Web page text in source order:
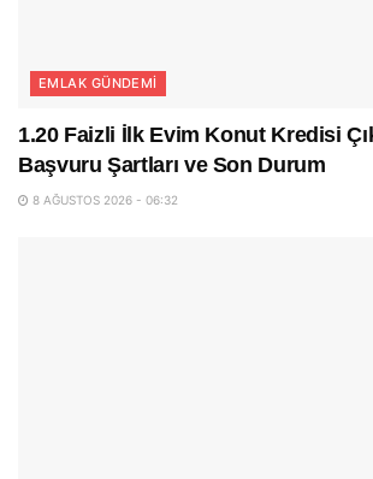
EMLAK GÜNDEMI
1.20 Faizli İlk Evim Konut Kredisi
Başvuru Şartları ve Son Durum
8 AĞUSTOS 2026 - 06:32